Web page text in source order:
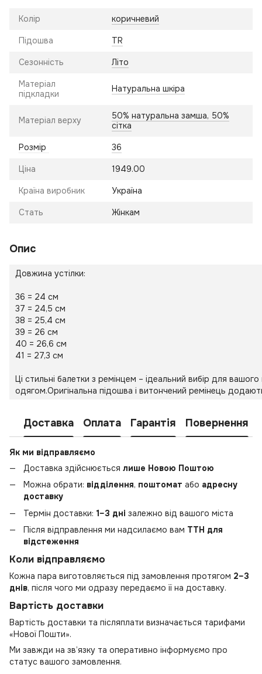
Колір коричневий
Підошва TR
Сезонність Літо
Матеріал
підкладки
Натуральна шкіра
Матеріал верху
50% натуральна замша, 50%
сітка
Розмір 36
Ціна 1949.00
Країна виробник Україна
Стать Жінкам
Опис
Довжина устілки:
36 = 24 см
37 = 24,5 см
38 = 25,4 см
39 = 26 см
40 = 26,6 см
41 = 27,3 см
Ці стильні балетки з ремінцем – ідеальний вибір для
одягом.Оригінальна підошва і витончений ремінець
Доставка Оплата Гарантія Повернення
Як ми відправляємо
Доставка здійснюється лише Новою Поштою
Можна обрати: відділення, поштомат або адресну
доставку
Термін доставки: 1–3 дні залежно від вашого міста
Після відправлення ми надсилаємо вам ТТН для
відстеження
Коли відправляємо
Кожна пара виготовляється під замовлення протягом 2–3
днів, після чого ми одразу передаємо її на доставку.
Вартість доставки
Вартість доставки та післяплати визначається тарифами
«Нової Пошти».
Ми завжди на зв’язку та оперативно інформуємо про
статус вашого замовлення.